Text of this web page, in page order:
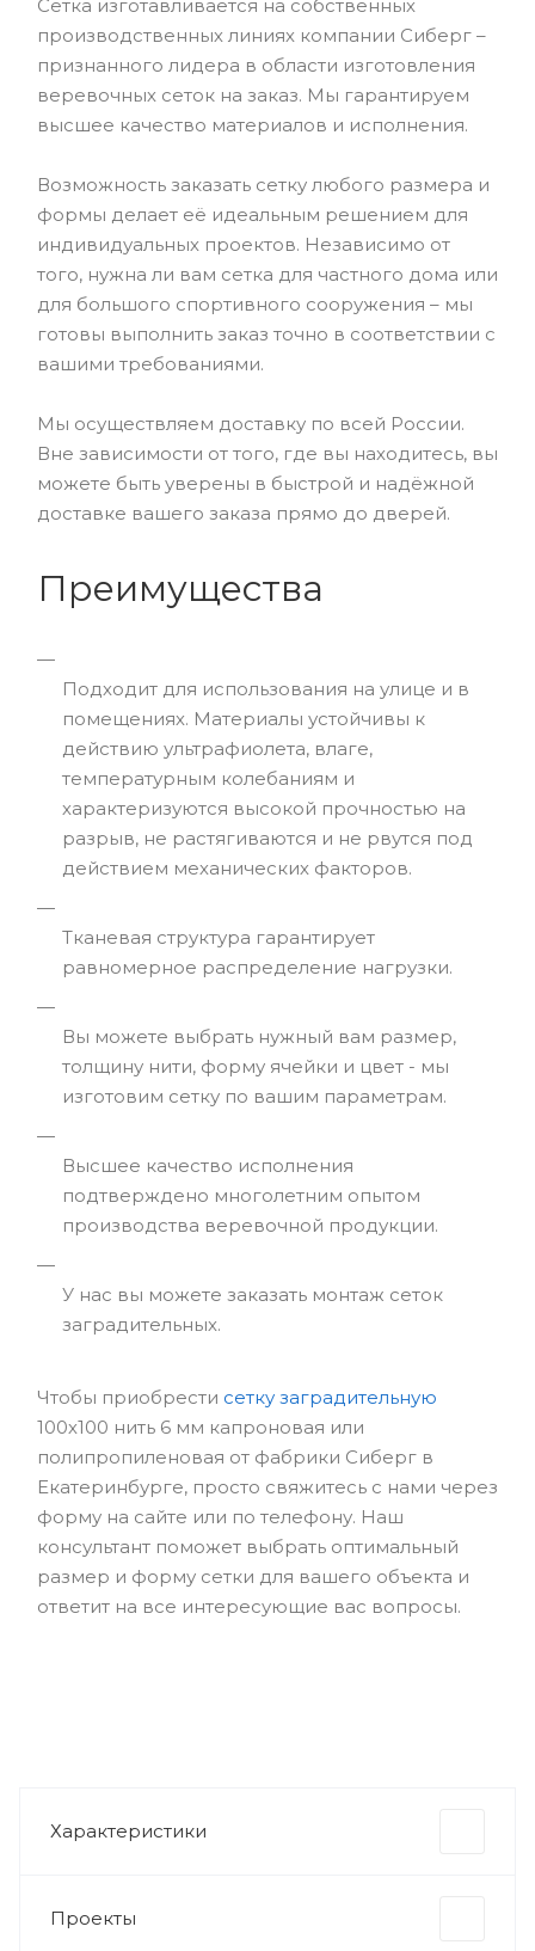
Сетка изготавливается на собственных
производственных линиях компании Сиберг –
признанного лидера в области изготовления
веревочных сеток на заказ. Мы гарантируем
высшее качество материалов и исполнения.
Возможность заказать сетку любого размера и
формы делает её идеальным решением для
индивидуальных проектов. Независимо от
того, нужна ли вам сетка для частного дома или
для большого спортивного сооружения – мы
готовы выполнить заказ точно в соответствии с
вашими требованиями.
Мы осуществляем доставку по всей России.
Вне зависимости от того, где вы находитесь, вы
можете быть уверены в быстрой и надёжной
доставке вашего заказа прямо до дверей.
Преимущества
Подходит для использования на улице и в
помещениях. Материалы устойчивы к
действию ультрафиолета, влаге,
температурным колебаниям и
характеризуются высокой прочностью на
разрыв, не растягиваются и не рвутся под
действием механических факторов.
Тканевая структура гарантирует
равномерное распределение нагрузки.
Вы можете выбрать нужный вам размер,
толщину нити, форму ячейки и цвет - мы
изготовим сетку по вашим параметрам.
Высшее качество исполнения
подтверждено многолетним опытом
производства веревочной продукции.
У нас вы можете заказать монтаж сеток
заградительных.
Чтобы приобрести сетку заградительную
100х100 нить 6 мм капроновая или
полипропиленовая от фабрики Сиберг в
Екатеринбурге, просто свяжитесь с нами через
форму на сайте или по телефону. Наш
консультант поможет выбрать оптимальный
размер и форму сетки для вашего объекта и
ответит на все интересующие вас вопросы.
Характеристики
Проекты